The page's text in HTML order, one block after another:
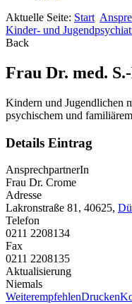
Aktuelle Seite: Start
Kinder- und
Back
Frau Dr. med.
Kindern und Jugendlichen
psychischem und
Details Eintrag
AnsprechpartnerIn
Frau Dr. Crome
Adresse
Lakronstraße 81, 40625,
Telefon
0211 2208134
Fax
0211 2208135
Aktualisierung
Niemals
WeiterempfehlenDrucken